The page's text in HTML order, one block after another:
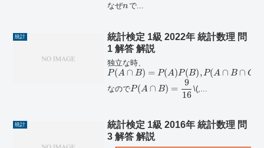
なぜnで...
統計
統計検定 1級 2022年 統計数理 問
1 解答 解説
独立な時、
P(A ∩ B) = P(A)P(B),P(A ∩ B ∩ C
なのでP(A ∩ B) =
9
16
\(,...
統計
統計検定 1級 2016年 統計数理 問
3 解答 解説